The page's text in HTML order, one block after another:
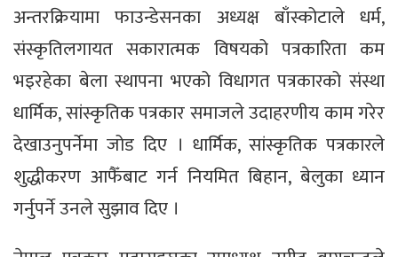
अन्तरक्रियामा फाउन्डेसनका अध्यक्ष बाँस्कोटाले धर्म,
संस्कृतिलगायत सकारात्मक विषयको पत्रकारिता कम
भइरहेका बेला स्थापना भएको विधागत पत्रकारको संस्था
धार्मिक, सांस्कृतिक पत्रकार समाजले उदाहरणीय काम गरेर
देखाउनुपर्नेमा जोड दिए । धार्मिक, सांस्कृतिक पत्रकारले
शुद्धीकरण आफैँबाट गर्न नियमित बिहान, बेलुका ध्यान
गर्नुपर्ने उनले सुझाव दिए ।